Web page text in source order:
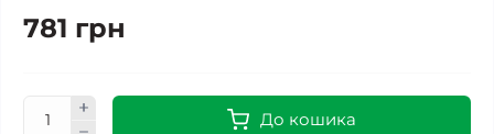
781 грн
До кошика